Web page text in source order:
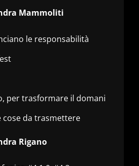
Mammoliti
le responsabilità
per trasformare il domani
da trasmettere
Rigano